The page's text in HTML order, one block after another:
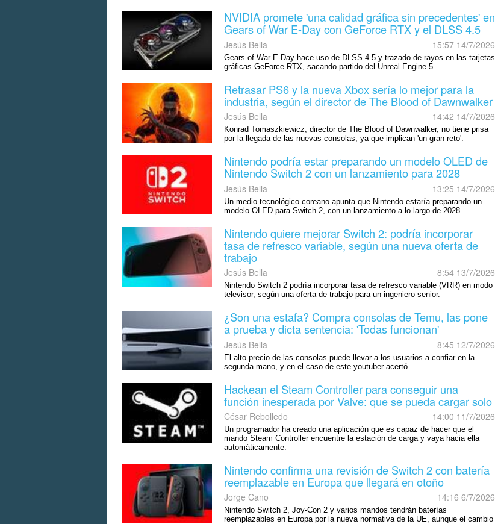
NVIDIA promete 'una calidad gráfica sin precedentes' en
Gears of War E-Day con GeForce RTX y el DLSS 4.5
Jesús Bella 15:57 14/7/2026
Gears of War E-Day hace uso de DLSS 4.5 y trazado de rayos en las tarjetas
gráficas GeForce RTX, sacando partido del Unreal Engine 5.
Retrasar PS6 y la nueva Xbox sería lo mejor para la
industria, según el director de The Blood of Dawnwalker
Jesús Bella 14:42 14/7/2026
Konrad Tomaszkiewicz, director de The Blood of Dawnwalker, no tiene prisa
por la llegada de las nuevas consolas, ya que implican 'un gran reto'.
Nintendo podría estar preparando un modelo OLED de
Nintendo Switch 2 con un lanzamiento para 2028
Jesús Bella 13:25 14/7/2026
Un medio tecnológico coreano apunta que Nintendo estaría preparando un
modelo OLED para Switch 2, con un lanzamiento a lo largo de 2028.
Nintendo quiere mejorar Switch 2: podría incorporar
tasa de refresco variable, según una nueva oferta de
trabajo
Jesús Bella 8:54 13/7/2026
Nintendo Switch 2 podría incorporar tasa de refresco variable (VRR) en modo
televisor, según una oferta de trabajo para un ingeniero senior.
¿Son una estafa? Compra consolas de Temu, las pone
a prueba y dicta sentencia: 'Todas funcionan'
Jesús Bella 8:45 12/7/2026
El alto precio de las consolas puede llevar a los usuarios a confiar en la
segunda mano, y en el caso de este youtuber acertó.
Hackean el Steam Controller para conseguir una
función inesperada por Valve: que se pueda cargar solo
César Rebolledo 14:00 11/7/2026
Un programador ha creado una aplicación que es capaz de hacer que el
mando Steam Controller encuentre la estación de carga y vaya hacia ella
automáticamente.
Nintendo confirma una revisión de Switch 2 con batería
reemplazable en Europa que llegará en otoño
Jorge Cano 14:16 6/7/2026
Nintendo Switch 2, Joy-Con 2 y varios mandos tendrán baterías
reemplazables en Europa por la nueva normativa de la UE, aunque el cambio